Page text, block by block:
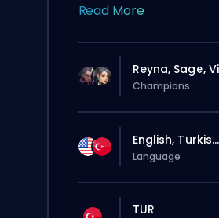
Read More
Reyna, Sage,
Champions
English,
Language
TUR